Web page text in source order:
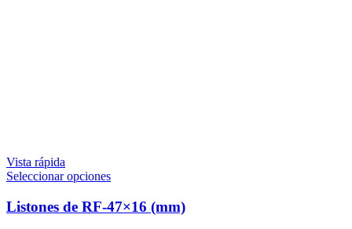
Vista rápida
Seleccionar opciones
Listones de RF-47×16 (mm)